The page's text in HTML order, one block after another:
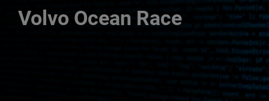
Volvo Ocean Race